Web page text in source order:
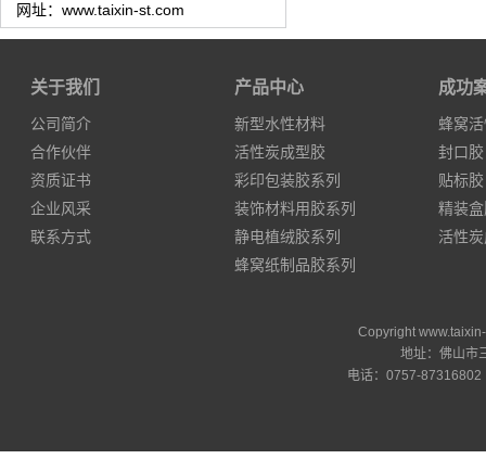
网址：www.taixin-st.com
关于我们
公司简介
合作伙伴
资质证书
企业风采
联系方式
产品中心
新型水性材料
活性炭成型胶
彩印包装胶系列
装饰材料用胶系列
静电植绒胶系列
蜂窝纸制品胶系列
成功
蜂窝
封口胶
贴标胶
精装
活性
Copyright
地址：佛山市
电话：0757-